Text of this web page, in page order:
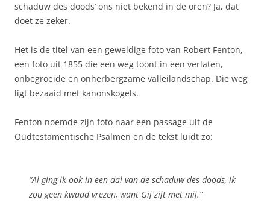
schaduw des doods’ ons niet bekend in de oren? Ja, dat
doet ze zeker.
Het is de titel van een geweldige foto van Robert Fenton,
een foto uit 1855 die een weg toont in een verlaten,
onbegroeide en onherbergzame valleilandschap. Die weg
ligt bezaaid met kanonskogels.
Fenton noemde zijn foto naar een passage uit de
Oudtestamentische Psalmen en de tekst luidt zo:
“Al ging ik ook in een dal van de schaduw des doods, ik
zou geen kwaad vrezen, want Gij zijt met mij.”